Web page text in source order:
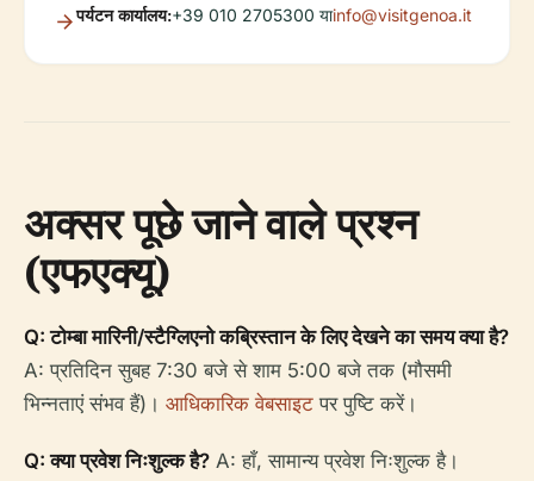
पर्यटन कार्यालय:+39 010 2705300 याinfo@visitgenoa.it
अक्सर पूछे जाने वाले प्रश्न
(एफएक्यू)
Q: टोम्बा मारिनी/स्टैग्लिएनो कब्रिस्तान के लिए देखने का समय क्या है?
A: प्रतिदिन सुबह 7:30 बजे से शाम 5:00 बजे तक (मौसमी
भिन्नताएं संभव हैं)। आधिकारिक वेबसाइट पर पुष्टि करें।
Q: क्या प्रवेश निःशुल्क है? A: हाँ, सामान्य प्रवेश निःशुल्क है।